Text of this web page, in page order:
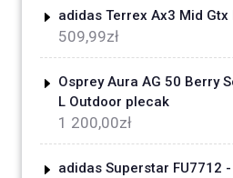
adidas Terrex Ax3 Mid Gtx
509,99zł
Osprey Aura AG 50 Berry
L Outdoor plecak
1 200,00zł
adidas Superstar FU7712